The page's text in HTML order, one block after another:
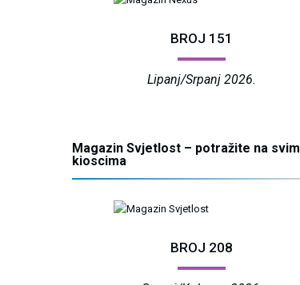
BROJ 151
Lipanj/Srpanj 2026.
Magazin Svjetlost – potražite na svim
kioscima
BROJ 208